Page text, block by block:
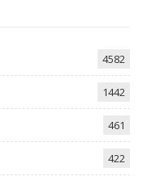
4582
1442
461
422